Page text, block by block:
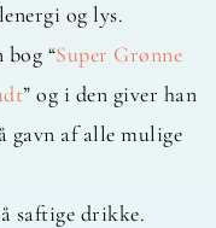
og lys.
bog “Super Grønne
” og i den giver han
gavn af alle mulige
saftige drikke.